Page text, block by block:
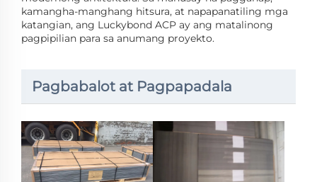
kamangha-manghang hitsura, at napapanatiling mga
katangian, ang Luckybond ACP ay ang matalinong
pagpipilian para sa anumang proyekto.
Pagbabalot at Pagpapadala